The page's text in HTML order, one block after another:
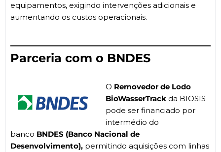
equipamentos, exigindo intervenções adicionais e
aumentando os custos operacionais.
Parceria com o BNDES
O Removedor de Lodo
BioWasserTrack da BIOSIS
pode ser financiado por
intermédio do
banco BNDES (Banco Nacional de
Desenvolvimento), permitindo aquisições com linhas